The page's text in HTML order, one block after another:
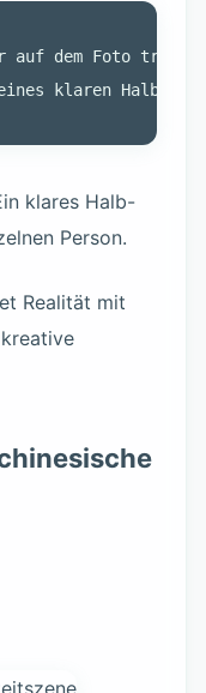
auf dem Foto
klares Halb-
Person.
Realität mit